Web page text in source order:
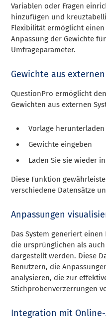
Variablen oder Fragen
hinzufügen und
Flexibilität ermöglicht
Anpassung der Gewichte
Umfrageparameter.
Gewichte aus
QuestionPro ermöglicht
Gewichten aus externen
Vorlage herunterladen
Gewichte eingeben
Laden Sie sie wieder
Diese Funktion
verschiedene Datensätze
Anpassungen
Das System generiert
die ursprünglichen als
dargestellt werden. Diese
Benutzern, die
analysieren, die zur
Stichprobenverzerrungen
Integration mit